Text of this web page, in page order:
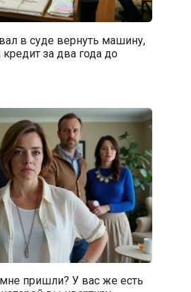
в суде вернуть машину,
кредит за два года до
пришли? У вас же есть